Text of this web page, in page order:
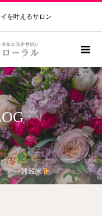
を叶えるサロン
雑穀米